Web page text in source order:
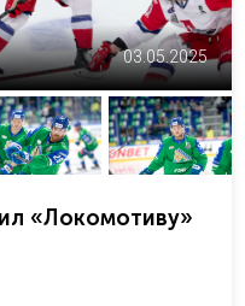
03.05.2025
«Локомотиву»